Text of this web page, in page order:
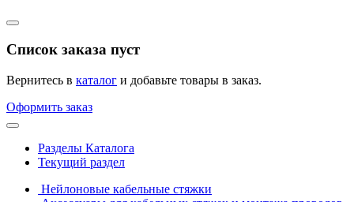
Список заказа пуст
Вернитесь в каталог и добавьте товары в заказ.
Оформить заказ
Разделы Каталога
Текущий раздел
Нейлоновые кабельные стяжки